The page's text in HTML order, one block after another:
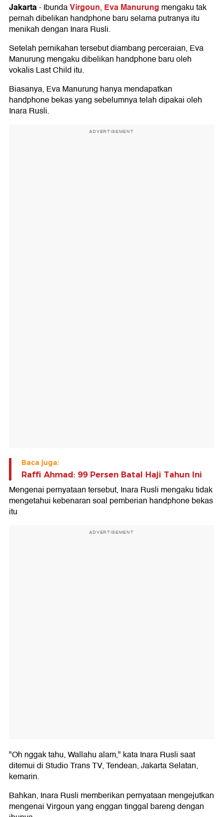
Jakarta-IbundaVirgoun, Eva Manurung mengaku tak
pernah dibelikan handphone baru selama putranya itu
menikah dengan Inara Rusli.
Setelah pernikahan tersebut diambang perceraian, Eva
Manurung mengaku dibelikan handphone baru oleh
vokalis Last Child itu.
Biasanya, Eva Manurung hanya mendapatkan
handphone bekas yang sebelumnya telah dipakai oleh
Inara Rusli.
ADVERTISEMENT
Baca juga:
Raffi Ahmad: 99 Persen Batal Haji Tahun Ini
Mengenai pernyataan tersebut, Inara Rusli mengaku tidak
mengetahui kebenaran soal pemberian handphone bekas
itu
ADVERTISEMENT
"Oh nggak tahu, Wallahu alam," kata Inara Rusli saat
ditemui di Studio Trans TV, Tendean, Jakarta Selatan,
kemarin.
Bahkan, Inara Rusli memberikan pernyataan mengejutkan
mengenai Virgoun yang enggan tinggal bareng dengan